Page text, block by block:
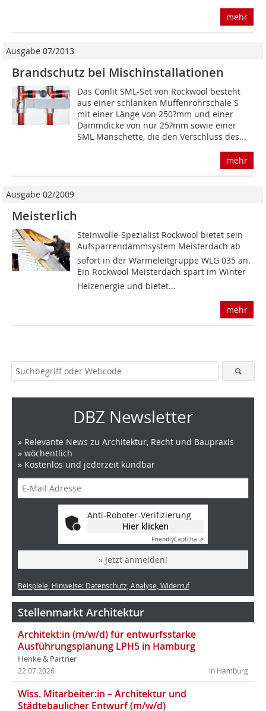
mehr
Ausgabe 07/2013
Brandschutz bei Mischinstallationen
Das Conlit SML-Set von Rockwool besteht
aus einer schlanken Muffenrohrschale S
mit einer Länge von 250?mm und einer
Dämmdicke von nur 25?mm sowie einer
SML Manschette, die den Verschluss des...
mehr
Ausgabe 02/2009
Meisterlich
Steinwolle-Spezialist Rockwool bietet sein
Aufsparrendämmsystem Meisterdach ab
sofort in der Wärmeleitgruppe WLG 035 an.
Ein Rockwool Meisterdach spart im Winter
Heizenergie und bietet...
mehr
DBZ Newsletter
» Relevante News zu Architektur, Recht und Baupraxis
» wöchentlich
» Kostenlos und jederzeit kündbar
Anti-Roboter-Verifizierung
Hier klicken
FriendlyCaptcha ⇗
» Jetzt anmelden!
Beispiele, Hinweise: Datenschutz, Analyse, Widerruf
Stellenmarkt Architektur
Architekt:in (m/w/d) für entwurfsstarke
Ausführungsplanung LPH5 in Hamburg
Henke & Partner
in Hamburg
22.07.2026
Wiss. Mitarbeiter:in – Architektur und
Städtebaulicher Entwurf (m/w/d)